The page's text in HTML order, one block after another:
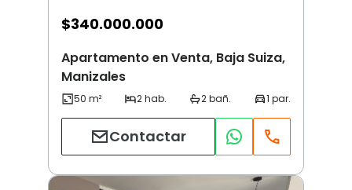
$340.000.000
Apartamento en Venta, Baja Suiza,
Manizales
Contactar